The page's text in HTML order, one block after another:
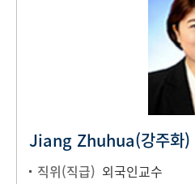
Jiang Zhuhua(강주화)
직위(직급) 외국인교수